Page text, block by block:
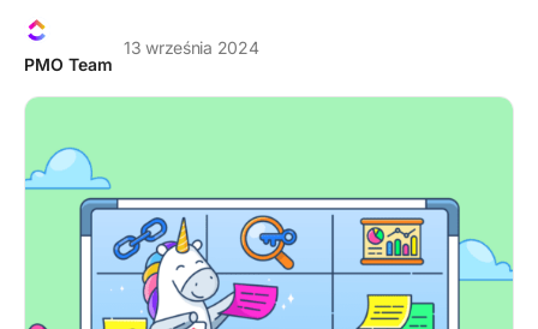
PMO Team
13 września 2024